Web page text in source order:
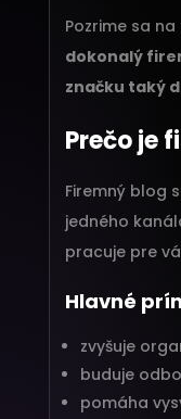
Pozrime sa
dokonalý
značku taký
Prečo je
Firemný blog
jedného
pracuje pre
Hlavné
zvyšuje
buduje
pomáha